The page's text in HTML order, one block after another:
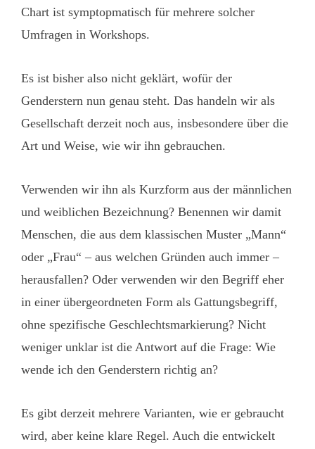
Chart ist symptopmatisch für mehrere solcher
Umfragen in Workshops.
Es ist bisher also nicht geklärt, wofür der
Genderstern nun genau steht. Das handeln wir als
Gesellschaft derzeit noch aus, insbesondere über die
Art und Weise, wie wir ihn gebrauchen.
Verwenden wir ihn als Kurzform aus der männlichen
und weiblichen Bezeichnung? Benennen wir damit
Menschen, die aus dem klassischen Muster „Mann“
oder „Frau“ – aus welchen Gründen auch immer –
herausfallen? Oder verwenden wir den Begriff eher
in einer übergeordneten Form als Gattungsbegriff,
ohne spezifische Geschlechtsmarkierung? Nicht
weniger unklar ist die Antwort auf die Frage: Wie
wende ich den Genderstern richtig an?
Es gibt derzeit mehrere Varianten, wie er gebraucht
wird, aber keine klare Regel. Auch die entwickelt